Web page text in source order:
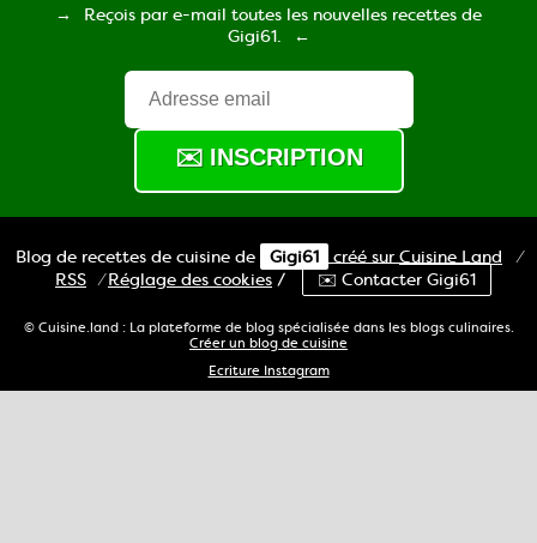
Reçois par e-mail toutes les nouvelles recettes de
Gigi61.
Blog de recettes de cuisine de Gigi61 créé sur Cuisine Land
⁄
RSS ⁄Réglage des cookies / ✉️ Contacter Gigi61
© Cuisine.land : La plateforme de blog spécialisée dans les blogs culinaires.
Créer un blog de cuisine
Ecriture Instagram